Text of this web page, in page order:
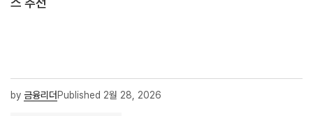
by 금융리더 Published 2월 28, 2026